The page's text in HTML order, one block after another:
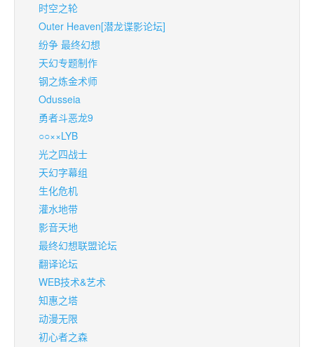
时空之轮
Outer Heaven[潜龙谍影论坛]
纷争 最终幻想
天幻专题制作
钢之炼金术师
Odusseia
勇者斗恶龙9
○○××LYB
光之四战士
天幻字幕组
生化危机
灌水地带
影音天地
最终幻想联盟论坛
翻译论坛
WEB技术&艺术
知惠之塔
动漫无限
初心者之森